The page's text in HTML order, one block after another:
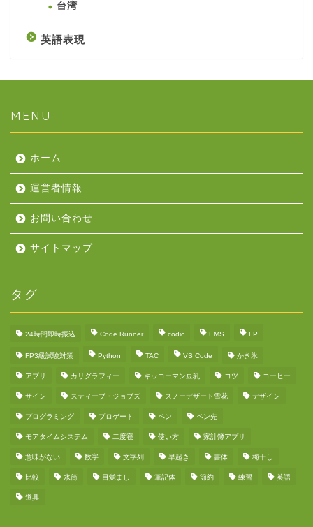
台湾
英語表現
MENU
ホーム
運営者情報
お問い合わせ
サイトマップ
タグ
24時間即時振込 Code Runner codic EMS FP
FP3級試験対策 Python TAC VS Code かき氷
アプリ カリグラフィー キッコーマン豆乳 コツ コーヒー
サイン スティーブ・ジョブズ スノーデザート雪花 デザイン
プログラミング プロゲート ペン ペン先
モアタイムシステム 二度寝 使い方 家計簿アプリ
意味がない 数字 文字列 早起き 書体 梅干し
比較 水筒 目覚まし 筆記体 節約 練習 英語
道具